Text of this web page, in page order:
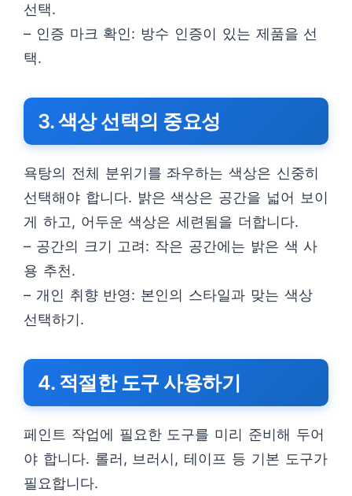
선택.
– 인증 마크 확인: 방수 인증이 있는 제품을 선
택.
3. 색상 선택의 중요성
욕탕의 전체 분위기를 좌우하는 색상은 신중히
선택해야 합니다. 밝은 색상은 공간을 넓어 보이
게 하고, 어두운 색상은 세련됨을 더합니다.
– 공간의 크기 고려: 작은 공간에는 밝은 색 사
용 추천.
– 개인 취향 반영: 본인의 스타일과 맞는 색상
선택하기.
4. 적절한 도구 사용하기
페인트 작업에 필요한 도구를 미리 준비해 두어
야 합니다. 롤러, 브러시, 테이프 등 기본 도구가
필요합니다.